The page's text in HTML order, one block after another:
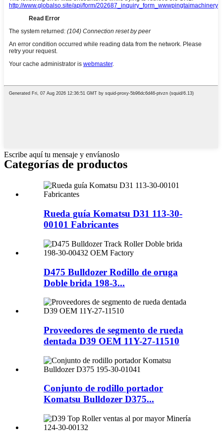
Escribe aquí tu mensaje y envíanoslo
Categorías de productos
Rueda guía Komatsu D31 113-30-
00101 Fabricantes
D475 Bulldozer Rodillo de oruga
Doble brida 198-3...
Proveedores de segmento de rueda
dentada D39 OEM 11Y-27-11510
Conjunto de rodillo portador
Komatsu Bulldozer D375...